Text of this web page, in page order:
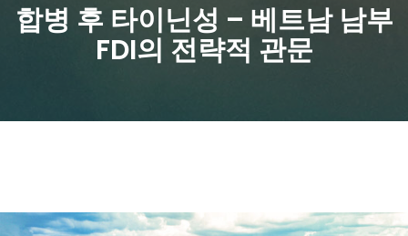
합병 후 타이닌성 – 베트남 남부
FDI의 전략적 관문